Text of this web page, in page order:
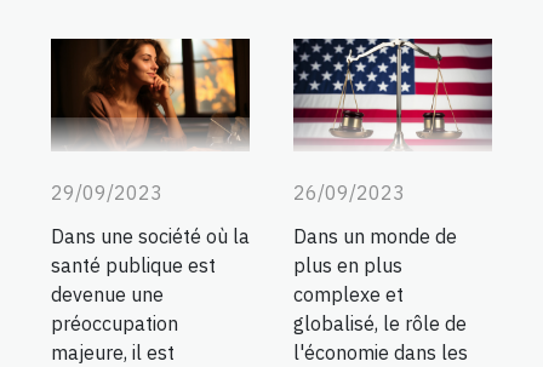
29/09/2023
Dans une société où la
santé publique est
devenue une
préoccupation
majeure, il est
26/09/2023
Dans un monde de
plus en plus
complexe et
globalisé, le rôle de
l'économie dans les